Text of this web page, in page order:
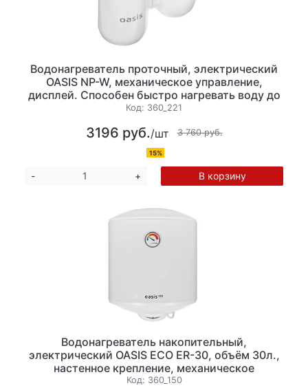
Водонагреватель проточный, электрический
OASIS NP-W, механическое управление,
дисплей. Способен быстро нагревать воду до
60 °С., 3.3 кВт. Размер: 12.5x13.5x6 см.
Код: 360_221
3196 руб./шт 3 760 руб.
15%
- + В корзину
Водонагреватель накопительный,
электрический OASIS ECO ER-30, объём 30л.,
настенное крепление, механическое
управление мощность 1500Вт. Минимальная
Код: 360_150